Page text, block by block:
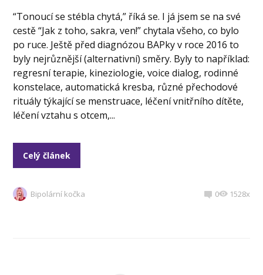
“Tonoucí se stébla chytá,” říká se. I já jsem se na své
cestě “Jak z toho, sakra, ven!” chytala všeho, co bylo
po ruce. Ještě před diagnózou BAPky v roce 2016 to
byly nejrůznější (alternativní) směry. Byly to například:
regresní terapie, kineziologie, voice dialog, rodinné
konstelace, automatická kresba, různé přechodové
rituály týkající se menstruace, léčení vnitřního dítěte,
léčení vztahu s otcem,...
Celý článek
Bipolární kočka 0 1528x